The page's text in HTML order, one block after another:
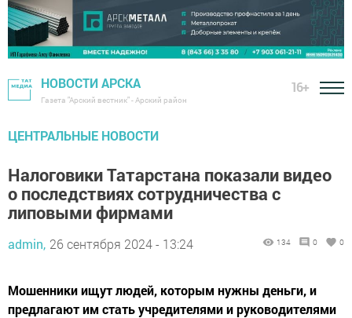
НОВОСТИ АРСКА
Газета "Арский вестник" - Арский район
16+
ЦЕНТРАЛЬНЫЕ НОВОСТИ
Налоговики Татарстана показали видео
о последствиях сотрудничества с
липовыми фирмами
admin, 26 сентября 2024 - 13:24 134 0 0
Мошенники ищут людей, которым нужны деньги, и
предлагают им стать учредителями и руководителями